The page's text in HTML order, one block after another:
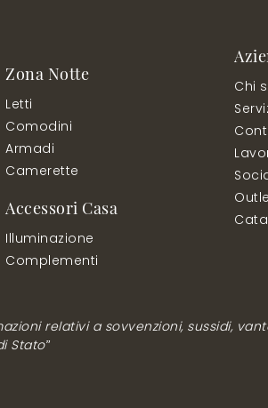
Zona Notte
Letti
Comodini
Armadi
Camerette
Accessori Casa
Illuminazione
Complementi
Chi
relativi a sovvenzioni, sussidi,
Stato”